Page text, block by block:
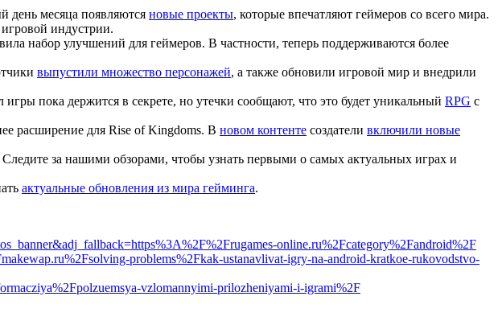
день месяца появляются новые проекты, которые впечатляют геймеров со всего мира.
индустрии.
набор улучшений для геймеров. В частности, теперь поддерживаются более
выпустили множество персонажей, а также обновили игровой мир и внедрили
игры пока держится в секрете, но утечки сообщают, что это будет уникальный RPG с
расширение для Rise of Kingdoms. В новом контенте создатели включили новые
за нашими обзорами, чтобы узнать первыми о самых актуальных играх и
актуальные обновления из мира гейминга.
online.ru%2Fcategory%2Fandroid%2F
problems%2Fkak-ustanavlivat-igry-na-android-kratkoe-rukovodstvo-
vzlomannyimi-prilozheniyami-i-igrami%2F